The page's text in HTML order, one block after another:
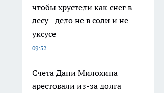
чтобы хрустели как снег в
лесу - дело не в соли и не
уксусе
09:52
Счета Дани Милохина
арестовали из-за долга